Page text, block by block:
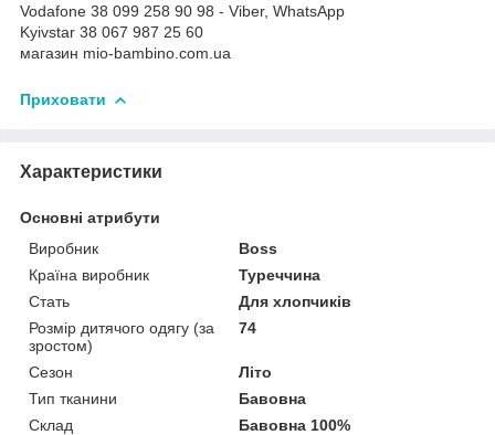
Vodafone 38 099 258 90 98 - Viber, WhatsApp
Kyivstar 38 067 987 25 60
магазин mio-bambino.com.ua
Приховати
Характеристики
Основні атрибути
Виробник
Boss
Країна виробник
Туреччина
Стать
Для хлопчиків
Розмір дитячого одягу (за
зростом)
74
Сезон
Літо
Тип тканини
Бавовна
Склад
Бавовна 100%